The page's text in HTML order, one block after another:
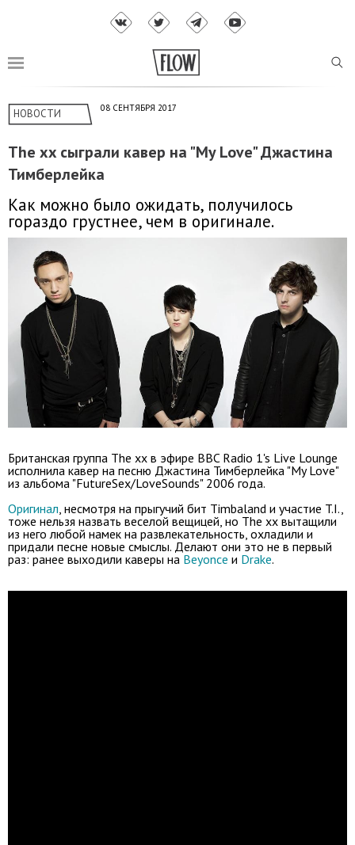
НОВОСТИ 08 СЕНТЯБРЯ 2017
The xx сыграли кавер на "My Love" Джастина
Тимберлейка
Как можно было ожидать, получилось
гораздо грустнее, чем в оригинале.
Британская группа The xx в эфире BBC Radio 1's Live Lounge
исполнила кавер на песню Джастина Тимберлейка "My Love"
из альбома "FutureSex/LoveSounds" 2006 года.
Оригинал , несмотря на прыгучий бит Timbaland и участие T.I.,
тоже нельзя назвать веселой вещицей, но The xx вытащили
из него любой намек на развлекательность, охладили и
придали песне новые смыслы. Делают они это не в первый
раз: ранее выходили каверы на Beyonce и Drake.